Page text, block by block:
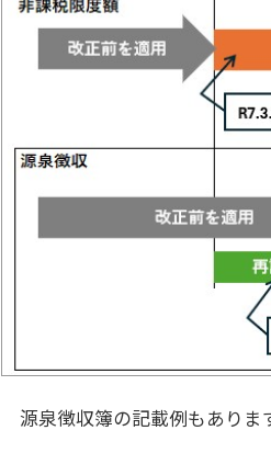
源泉徴収簿の記載例もありま